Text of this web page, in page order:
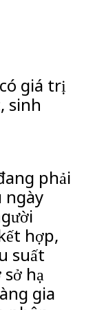
giá trị
sinh
phải
ngày
hợp,
suất
sở hạ
gia